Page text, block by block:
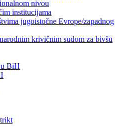
nivou
institucijama
jugoistočne Evrope/zapadnog
krivičnim sudom za bivšu
BiH